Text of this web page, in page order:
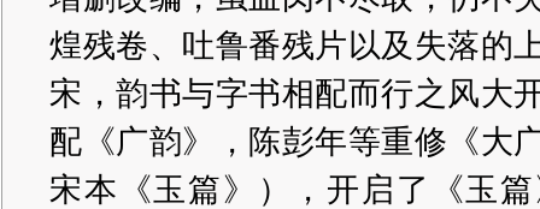
煌残卷、吐鲁番残片以及失落的
宋，韵书与字书相配而行之风大
配《广韵》，陈彭年等重修《大
宋本《玉篇》），开启了《玉